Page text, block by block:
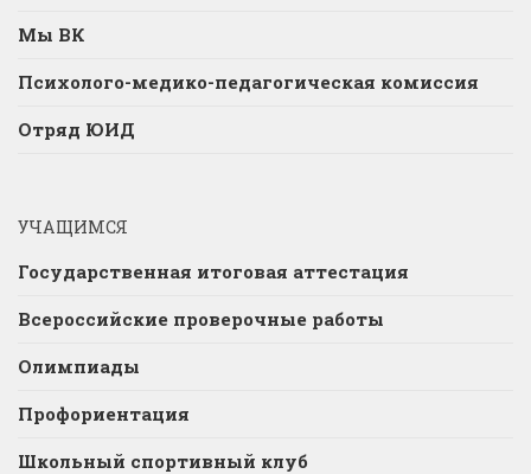
Мы ВК
Психолого-медико-педагогическая комиссия
Отряд ЮИД
УЧАЩИМСЯ
Государственная итоговая аттестация
Всероссийские проверочные работы
Олимпиады
Профориентация
Школьный спортивный клуб